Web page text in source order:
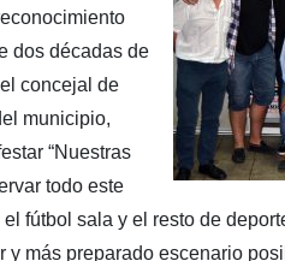
dos décadas de
concejal de
municipio,
“Nuestras
todo este
fútbol sala y el resto de
más preparado escenario